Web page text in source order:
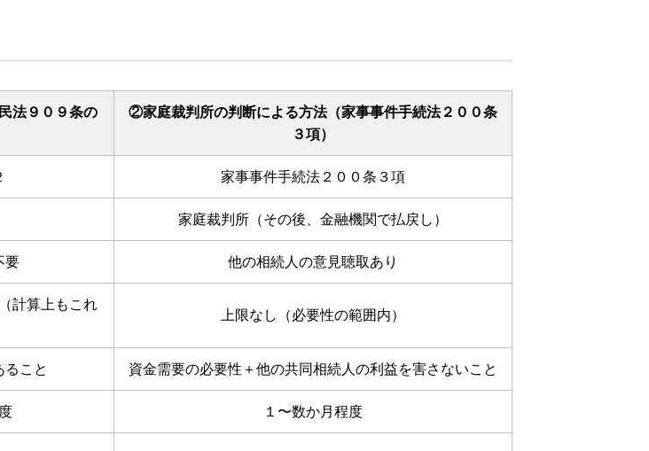
法９０９条の
②家庭裁判所の判断による方法（家事事件手続法２００条
３項）
家事事件手続法２００条３項
家庭裁判所（その後、金融機関で払戻し）
要 他の相続人の意見聴取あり
（計算上もこれ
上限なし（必要性の範囲内）
ること 資金需要の必要性＋他の共同相続人の利益を害さないこと
１〜数か月程度